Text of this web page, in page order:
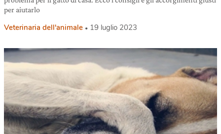
per aiutarlo
Veterinaria dell'animale 19 luglio 2023